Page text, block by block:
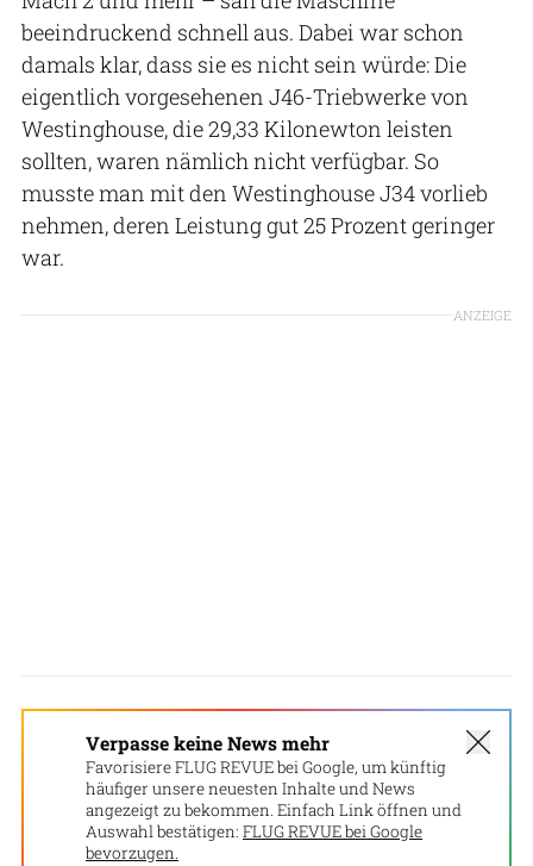
beeindruckend schnell aus. Dabei war schon
damals klar, dass sie es nicht sein würde: Die
eigentlich vorgesehenen J46-Triebwerke von
Westinghouse, die 29,33 Kilonewton leisten
sollten, waren nämlich nicht verfügbar. So
musste man mit den Westinghouse J34 vorlieb
nehmen, deren Leistung gut 25 Prozent geringer
war.
ANZEIGE
Verpasse keine News mehr
Favorisiere FLUG REVUE bei Google, um künftig
häufiger unsere neuesten Inhalte und News
angezeigt zu bekommen. Einfach Link öffnen und
Auswahl bestätigen: FLUG REVUE bei Google
bevorzugen.